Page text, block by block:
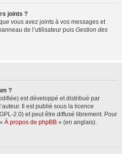
joints ?
vous avez joints à vos messages et
de l’utilisateur puis Gestion des
?
est développé et distribué par
Il est publié sous la licence
2.0) et peut être diffusé librement. Pour
À propos de phpBB » (en anglais).